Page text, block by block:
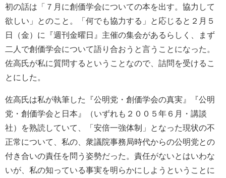
初の話は「７月に創価学会についての本を出す。協力して
欲しい」とのこと。「何でも協力する」と応じると２月５
日（金）に『週刊金曜日』主催の集会があるらしく、まず
二人で創価学会について語り合おうと言うことになった。
佐高氏が私に質問するということなので、詰問を受けるこ
とにした。
佐高氏は私が執筆した『公明党・創価学会の真実』『公明
党・創価学会と日本』（いずれも２００５年６月・講談
社）を熟読していて、「安倍一強体制」となった現状の不
正常について、私の、衆議院事務局時代からの公明党との
付き合いの責任を問う姿勢だった。責任がないとはいわな
いが、私の知っている事実を明らかにしようということに